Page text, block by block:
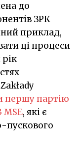
до
ЗРК
приклад,
ці процеси
першу партію
MSE, які є
пускового